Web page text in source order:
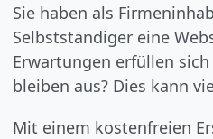
Sie haben als
Selbstständiger eine
Erwartungen erfüllen
bleiben aus? Dies kann
Mit einem kostenfreien